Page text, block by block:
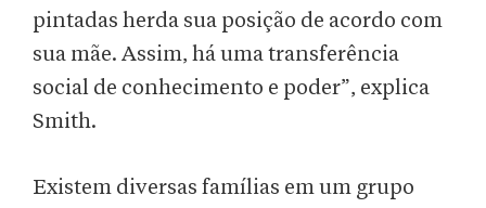
pintadas herda sua posição de acordo com
sua mãe. Assim, há uma transferência
social de conhecimento e poder”, explica
Smith.
Existem diversas famílias em um grupo